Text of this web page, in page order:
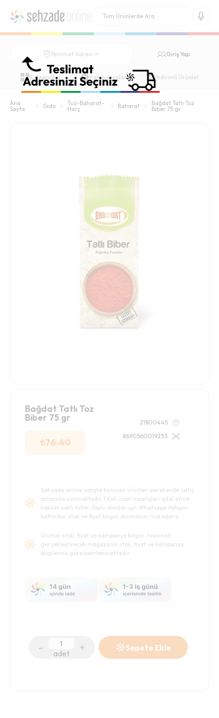
Teslimat Adresi Giriş Yap
Kategoriler Kampanyalar İndirimli Ürünler
Ana
Sayfa
Gıda
Tuz-Baharat-
Harç
Baharat
Bağdat Tatlı Toz
Biber 75 gr
Bağdat Tatlı Toz
Biber 75 gr
₺76.40
21800445
8690560019233
Şehzade online satışta bulunan ürünleri perakende satış
amacıyla sunmaktadır. 1 Koli üzeri siparişleri iptal etme
hakkını saklı tutar. Toplu alımlar için Whatsapp iletişim
hattından stok ve fiyat bilgisi alınmasını rica ederiz.
Ürünün stok, fiyat ve kampanya bilgisi, teslimatı
gerçekleştirecek mağazanın stok, fiyat ve kampanya
bilgilerine göre belirlenmektedir.
- adet + Sepete Ekle